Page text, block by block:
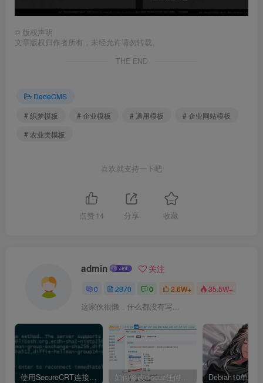
© 版权声明
文章版权归作者所有，未经允许请勿转载。
THE END
DedeCMS
# 织梦模板
# 企业模板 # 通用模板
# 企业网站模板
# 农业类模板
喜欢就支持一下吧
点赞 14 分享 收藏
admin 关注
0 2970 0 2.6W+ 35.5W+
这家伙很懒，什么都没有写...
使用SecureCRT连接Ubuntu20.04报错：Key exchange failed. No compatible key exchange method. 如何修改discuz任何模板的编辑器默认字体类型和默认字体大小